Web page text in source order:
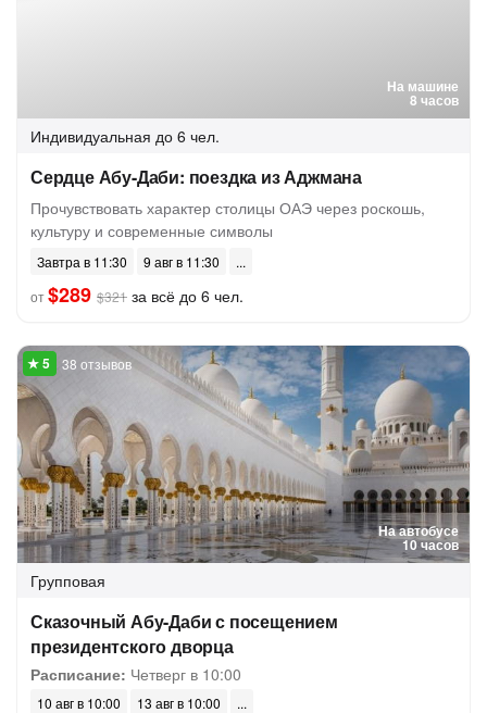
На машине
8 часов
Индивидуальная до 6 чел.
Сердце Абу-Даби: поездка из Аджмана
Прочувствовать характер столицы ОАЭ через роскошь,
культуру и современные символы
Завтра в 11:30
9 авг в 11:30
от$289 $321 за всё до 6 чел.
На автобусе
10 часов
38 отзывов
Групповая
Сказочный Абу-Даби с посещением
президентского дворца
Расписание: Четверг в 10:00
10 авг в 10:00 13 авг в 10:00